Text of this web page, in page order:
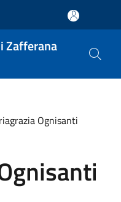
Zafferana
Ognisanti